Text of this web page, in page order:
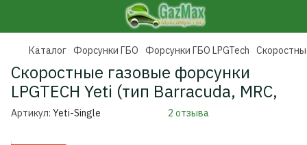
Каталог Форсунки ГБО Форсунки ГБО LPGTech
Скоростные газовые форсунки
LPGTECH Yeti (тип Barracuda, MRC,
Артикул: Yeti-Single 2 отзыва